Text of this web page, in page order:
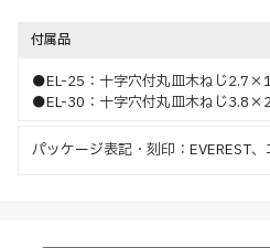
付属品
●EL-25：十字穴付丸皿木ねじ
●EL-30：十字穴付丸皿木ねじ
パッケージ表記・刻印：EVEREST